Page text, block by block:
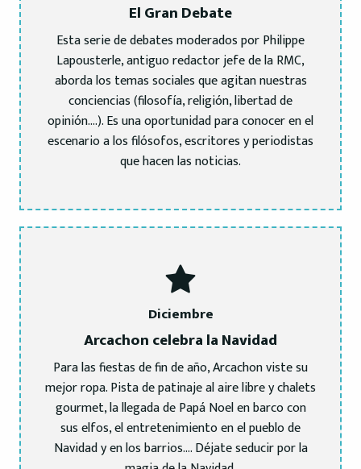
El Gran Debate
Esta serie de debates moderados por Philippe
Lapousterle, antiguo redactor jefe de la RMC,
aborda los temas sociales que agitan nuestras
conciencias (filosofía, religión, libertad de
opinión….). Es una oportunidad para conocer en el
escenario a los filósofos, escritores y periodistas
que hacen las noticias.
Diciembre
Arcachon celebra la Navidad
Para las fiestas de fin de año, Arcachon viste su
mejor ropa. Pista de patinaje al aire libre y chalets
gourmet, la llegada de Papá Noel en barco con
sus elfos, el entretenimiento en el pueblo de
Navidad y en los barrios…. Déjate seducir por la